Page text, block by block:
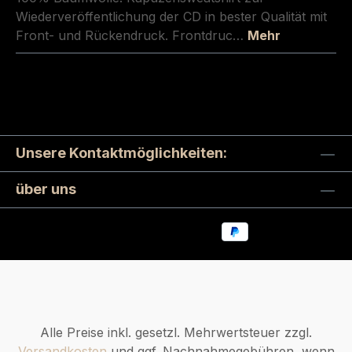
Wiederveröffentlichung der CD in bester Qualität mit
Front- und Rückendruck. Frontdruc… Mehr
Unsere Kontaktmöglichkeiten:
über uns
Alle Preise inkl. gesetzl. Mehrwertsteuer zzgl.